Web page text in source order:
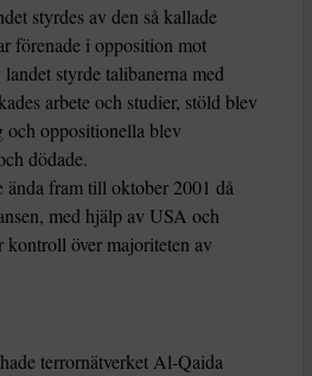
styrdes av den så kallade
förenade i opposition mot
styrde talibanerna med
arbete och studier, stöld blev
och oppositionella blev
dödade.
ända fram till oktober 2001 då
med hjälp av USA och
över majoriteten av
terrornätverket Al-Qaida